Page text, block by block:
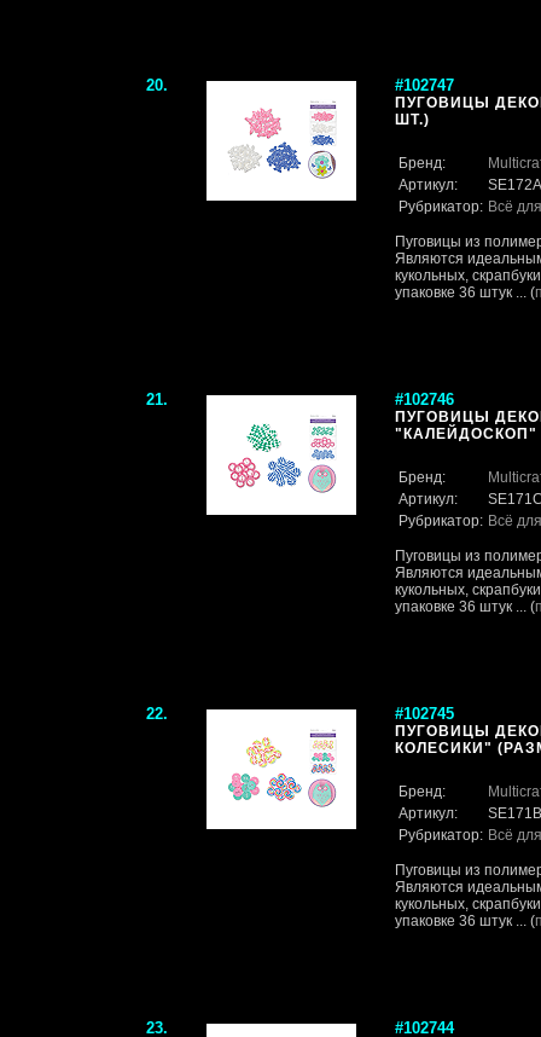
20. #102747
ПУГОВИЦЫ
ШТ.)
Бренд:
Артикул:
SE172A
Рубрикатор: Всё
Пуговицы из
Являются
кукольных,
упаковке 36 штук ... (
21. #102746
ПУГОВИЦЫ
"КАЛЕЙДОСКОП"
Бренд:
Артикул:
Рубрикатор: Всё
Пуговицы из
Являются
кукольных,
упаковке 36 штук ... (
22. #102745
ПУГОВИЦЫ
КОЛЕСИКИ"
Бренд:
Артикул:
SE171B
Рубрикатор: Всё
Пуговицы из
Являются
кукольных,
упаковке 36 штук ... (
23. #102744